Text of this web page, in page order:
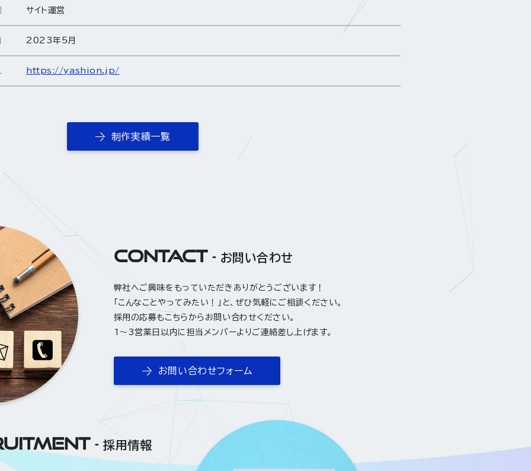
サイト運営
2023年5月
https://yashion.jp/
制作実績一覧
CONTACT お問い合わせ
弊社へご興味をもっていただきありがとうございます！
「こんなことやってみたい！」と、ぜひ気軽にご相談ください。
採用の応募もこちらからお問い合わせください。
1〜3営業日以内に担当メンバーよりご連絡差し上げます。
お問い合わせフォーム
採用情報